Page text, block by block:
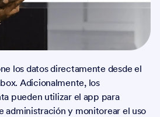
los datos directamente desde el
Adicionalmente, los
pueden utilizar el app para
administración y monitorear el uso